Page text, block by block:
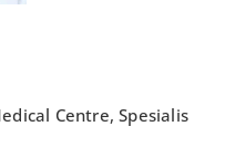
Centre,Spesialis